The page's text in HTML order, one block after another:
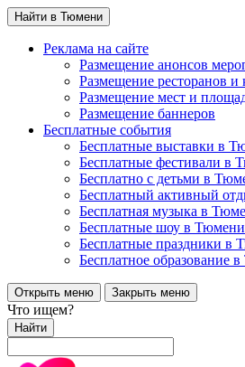
Найти в Тюмени
Реклама на сайте
Размещение анонсов
Размещение ресторанов и
Размещение мест и
Размещение баннеров
Бесплатные события
Бесплатные выставки в
Бесплатные фестивали в
Бесплатно с детьми в
Бесплатный активный
Бесплатная музыка в
Бесплатные шоу в Тюмени
Бесплатные праздники в
Бесплатное образование
Открыть меню Закрыть меню
Что ищем?
Найти